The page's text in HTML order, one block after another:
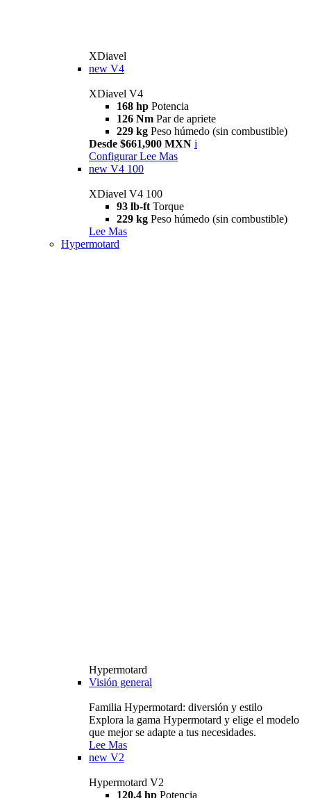
XDiavel
new V4
XDiavel V4
168 hp Potencia
126 Nm Par de apriete
229 kg Peso húmedo (sin combustible)
Desde $661,900 MXN i
Configurar Lee Mas
new V4 100
XDiavel V4 100
93 lb-ft Torque
229 kg Peso húmedo (sin combustible)
Lee Mas
Hypermotard
Hypermotard
Visión general
Familia Hypermotard: diversión y estilo
Explora la gama Hypermotard y elige el modelo
que mejor se adapte a tus necesidades.
Lee Mas
new V2
Hypermotard V2
120,4 hp Potencia